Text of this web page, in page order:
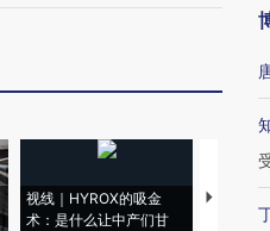
视线｜HYROX的吸金
术：是什么让中产们甘
马航飞行
粒摇头